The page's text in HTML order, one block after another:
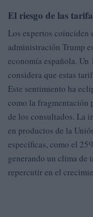
El riesgo de las
Los expertos coinciden
administración Trump
economía española. Un
considera que estas
Este sentimiento ha
como la fragmentación
de los consultados. La
en productos de la
específicas, como el
generando un clima de
repercutir en el